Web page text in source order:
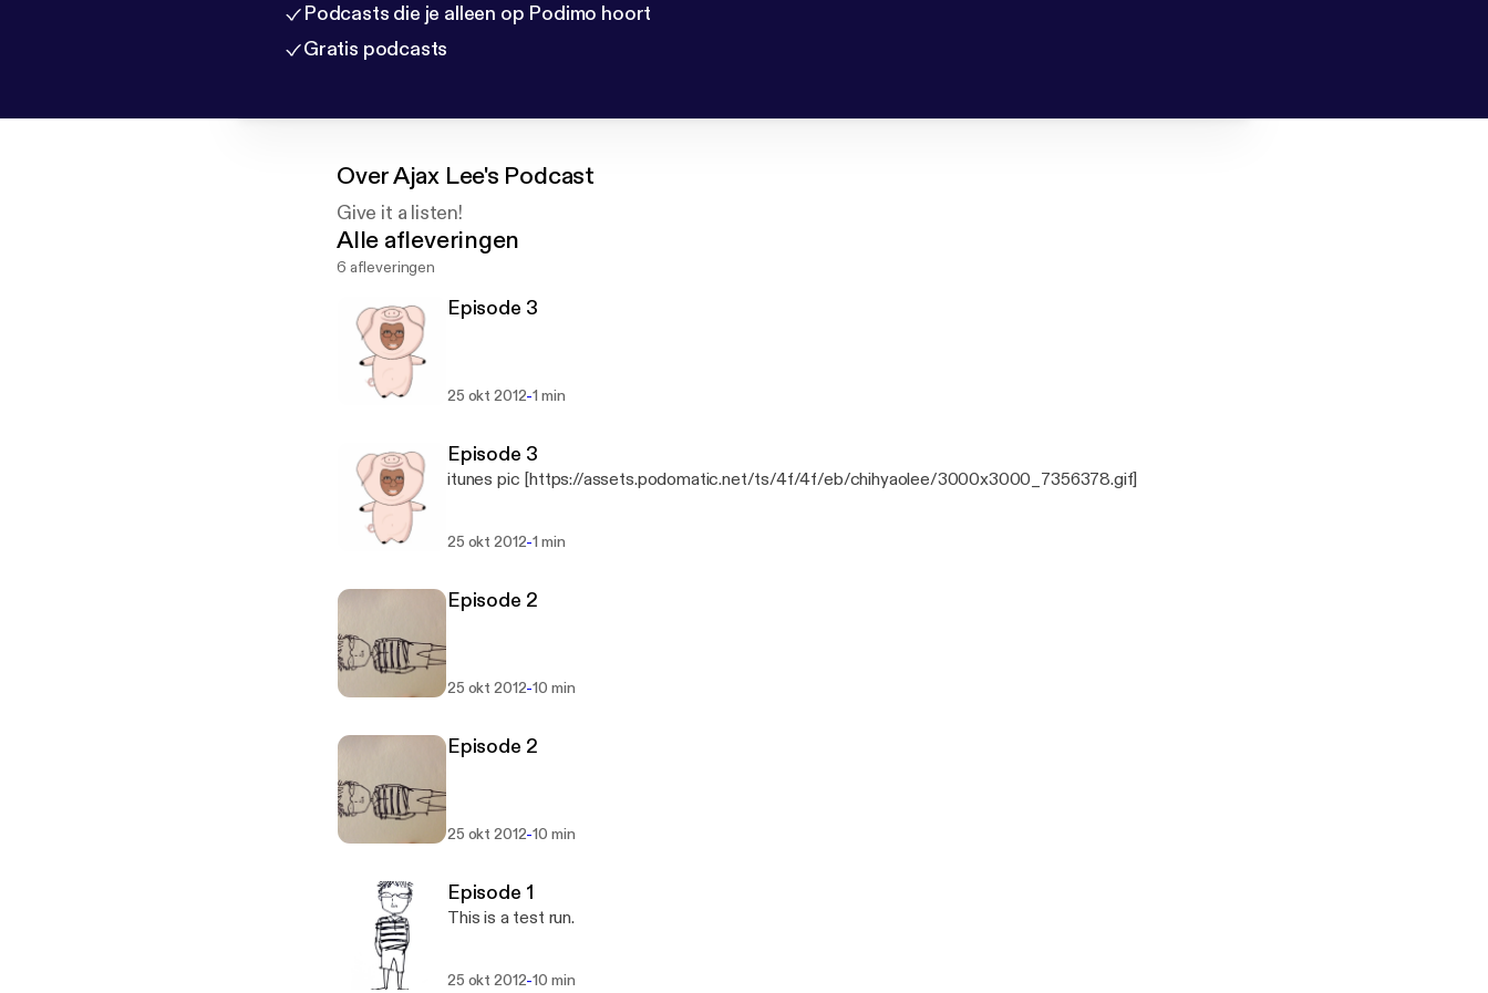
Podcasts die je alleen op Podimo hoort
Gratis podcasts
OverAjax Lee's Podcast
Give it a listen!
Alle afleveringen
6 afleveringen
Episode 3
25 okt 2012-1 min
Episode 3
itunes pic [https://assets.podomatic.net/ts/4f/4f/eb/chihyaolee/3000x3000_7356378.gif]
25 okt 2012-1 min
Episode 2
25 okt 2012-10 min
Episode 2
25 okt 2012-10 min
Episode 1
This is a test run.
25 okt 2012-10 min